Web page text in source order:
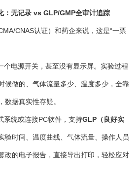
：无记录 vs GLP/GMP全审计追踪
CNAS认证）和药企来说，这是“一票
个电源开关，甚至没有显示屏。实验过程
候做的、气体流量多少、温度多少，全靠
数据真实性存疑。
系统或连接PC软件，支持GLP（良好实
验时间、温度曲线、气体流量、操作人员
改的电子报告，直接导出打印，轻松应对